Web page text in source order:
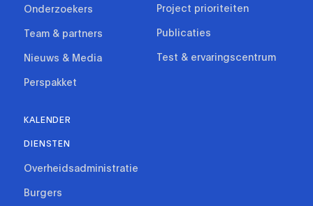
Onderzoekers
Team & partners
Nieuws & Media
Perspakket
Project prioriteiten
Publicaties
Test & ervaringscentrum
KALENDER
DIENSTEN
Overheidsadministratie
Burgers